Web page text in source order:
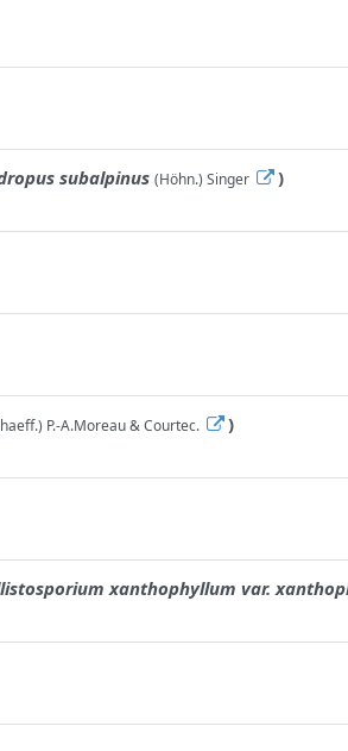
subalpinus (Höhn.) Singer
)
P.-A.Moreau & Courtec.
)
xanthophyllum var.